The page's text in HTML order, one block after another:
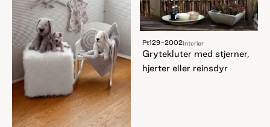
Pt129-2002Interiør
Grytekluter med stjerner,
hjerter eller reinsdyr